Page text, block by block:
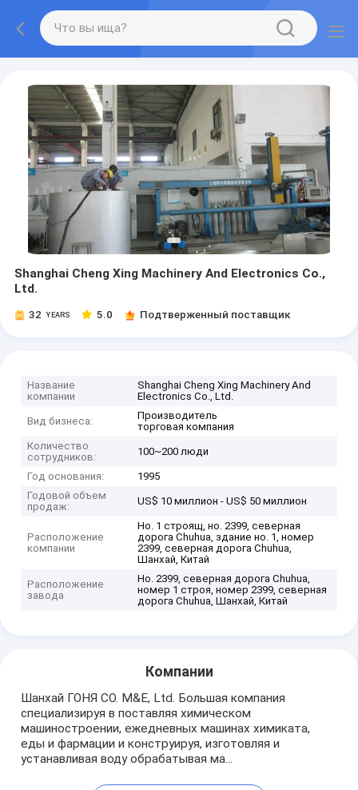
Shanghai Cheng Xing Machinery And Electronics Co.,
Ltd.
32 YEARS 5.0 Подтверженный поставщик
Название
компании
Shanghai Cheng Xing Machinery And
Electronics Co., Ltd.
Вид бизнеса:
Производитель
торговая компания
Количество
сотрудников:
100~200 люди
Год основания:
1995
Годовой объем
продаж:
US$ 10 миллион - US$ 50 миллион
Расположение
компании
Но. 1 строящ, но. 2399, северная
дорога Chuhua, здание но. 1, номер
2399, северная дорога Chuhua,
Шанхай, Китай
Расположение
завода
Но. 2399, северная дорога Chuhua,
номер 1 строя, номер 2399, северная
дорога Chuhua, Шанхай, Китай
Компании
Шанхай ГОНЯ CO. M&E, Ltd. Большая компания
специализируя в поставляя химическом
машиностроении, ежедневных машинах химиката,
еды и фармации и конструируя, изготовляя и
устанавливая воду обрабатывая ма...